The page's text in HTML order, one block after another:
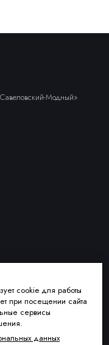
Модный»
cookie для работы
при посещении сайта
сервисы
данных